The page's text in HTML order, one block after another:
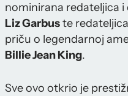
nominirana redateljica
Liz Garbuste redateljica
priču o legendarnoj
Billie Jean King.
Sve ovo otkrio je